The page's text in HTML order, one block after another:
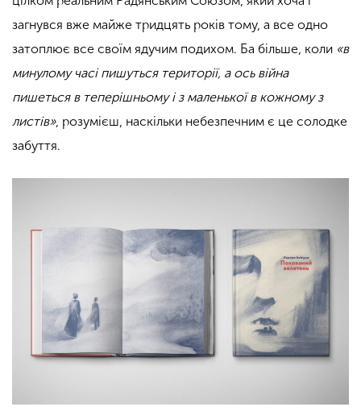
загнувся вже майже тридцять років тому, а все одно
затоплює все своїм ядучим подихом. Ба більше, коли «в
минулому часі пишуться території, а ось війна
пишеться в теперішньому і з маленької в кожному з
листів», розумієш, наскільки небезпечним є це солодке
забуття.